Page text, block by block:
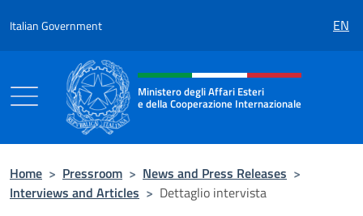
Italian Government EN
Header, social and menu of the
Ministero degli Affari Esteri
e della Cooperazione Internazionale
Home > Pressroom > News and Press Releases >
Interviews and Articles > Dettaglio intervista